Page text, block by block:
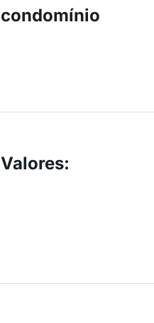
condomínio
Valores: